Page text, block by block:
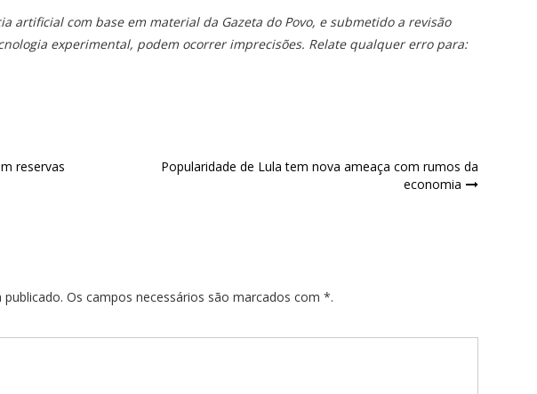
artificial com base em material da Gazeta do Povo, e submetido a revisão
experimental, podem ocorrer imprecisões. Relate qualquer erro para:
reservas
Popularidade de Lula tem nova ameaça com rumos da
economia
Os campos necessários são marcados com *.